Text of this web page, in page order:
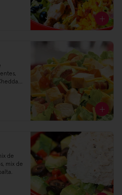
de
mix de